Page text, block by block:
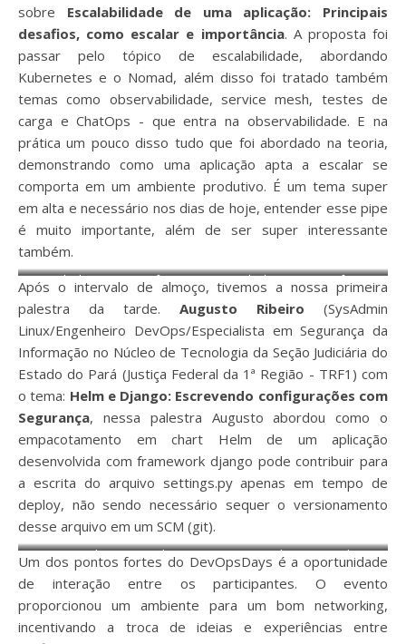
sobre Escalabilidade de uma aplicação: Principais
desafios, como escalar e importância. A proposta foi
passar pelo tópico de escalabilidade, abordando
Kubernetes e o Nomad, além disso foi tratado também
temas como observabilidade, service mesh, testes de
carga e ChatOps - que entra na observabilidade. E na
prática um pouco disso tudo que foi abordado na teoria,
demonstrando como uma aplicação apta a escalar se
comporta em um ambiente produtivo. É um tema super
em alta e necessário nos dias de hoje, entender esse pipe
é muito importante, além de ser super interessante
também.
Daniel Silva (Senior Software
Engineer na Flash, Professor
na Coderhouse Brasil e
Instrutor na Alura)
Daniel Silva (Senior Software
Engineer na Flash, Professor
na Coderhouse Brasil e
Instrutor na Alura)
Após o intervalo de almoço, tivemos a nossa primeira
palestra da tarde. Augusto Ribeiro (SysAdmin
Linux/Engenheiro DevOps/Especialista em Segurança da
Informação no Núcleo de Tecnologia da Seção Judiciária do
Estado do Pará (Justiça Federal da 1ª Região - TRF1) com
o tema: Helm e Django: Escrevendo configurações com
Segurança, nessa palestra Augusto abordou como o
empacotamento em chart Helm de um aplicação
desenvolvida com framework django pode contribuir para
a escrita do arquivo settings.py apenas em tempo de
deploy, não sendo necessário sequer o versionamento
desse arquivo em um SCM (git).
Augusto Ribeiro (SysAdmin
Linux/Engenheiro
DevOps/Especialista em
Segurança da Informação no
Augusto Ribeiro (SysAdmin
Linux/Engenheiro
DevOps/Especialista em
Segurança da Informação no
Um dos pontos fortes do DevOpsDays é a oportunidade
de interação entre os participantes. O evento
proporcionou um ambiente para um bom networking,
incentivando a troca de ideias e experiências entre